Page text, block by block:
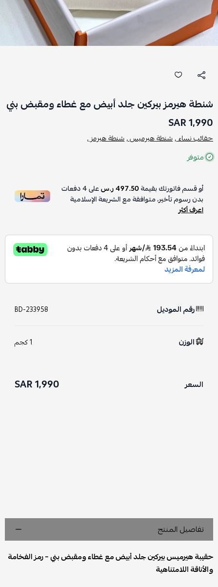
شنطة هيرمز بيركين جلد أبيض مع غطاء ومقبض بني
1,990 SAR
حقائب نساء ,شنطة هيرميس ,شنطة هيرمز ,
متوفر
أو قسم فاتورتك بقيمة497.50 ر.س على4دفعات
بدون رسوم تأخير، متوافقة مع الشريعة الإسلامية
اعرف أكثر
رقم الموديل BD-233958
الوزن 1 كجم
السعر 1,990 SAR
تفاصيل المنتج
حقيبة هيرميس بيركين جلد أبيض مع غطاء ومقبض بني – رمز الفخامة
والأناقة اللامتناهية